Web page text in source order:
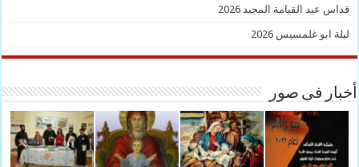
قداس عيد القيامة المجيد 2026
ليلة ابو غلمسيس 2026
أخبار فى صور